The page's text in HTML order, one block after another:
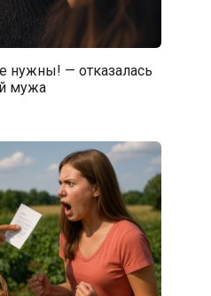
нужны! — отказалась
мужа